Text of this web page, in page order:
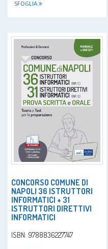
SFOGLIA
CONCORSO COMUNE DI
NAPOLI 36 ISTRUTTORI
INFORMATICI + 31
ISTRUTTORI DIRETTIVI
INFORMATICI
ISBN: 9788836227747